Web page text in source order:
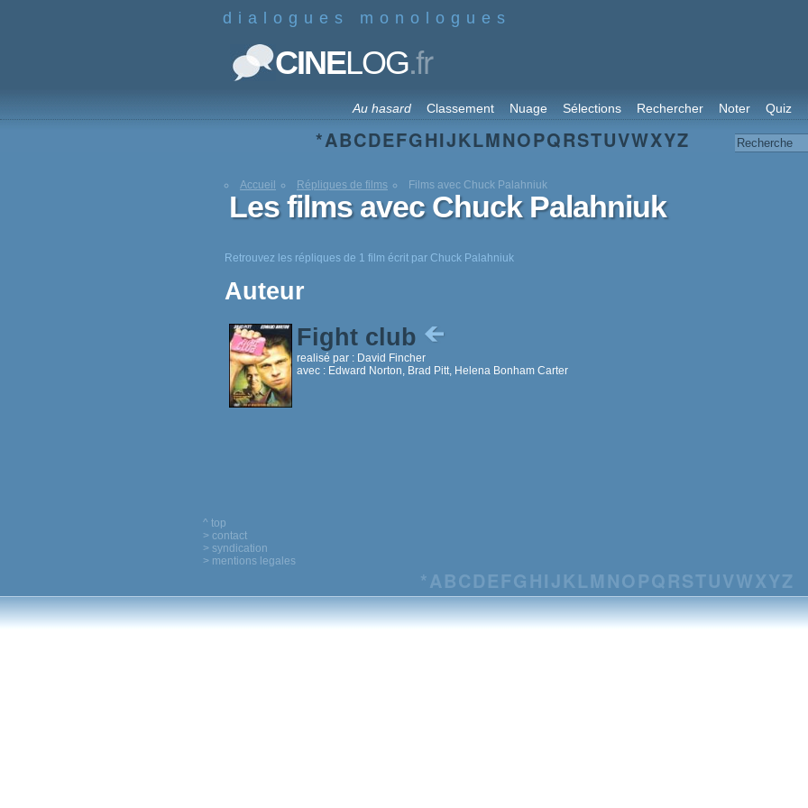
dialogues monologues
CINELOG.fr
Au hasard Classement Nuage Sélections Rechercher Noter Quiz
*ABCDEFGHIJKLMNOPQRSTUVWXYZ
Accueil Répliques de films Films avec Chuck Palahniuk
Les films avec Chuck Palahniuk
Retrouvez les répliques de 1 film écrit par Chuck Palahniuk
Auteur
Fight club
realisé par : David Fincher
avec : Edward Norton, Brad Pitt, Helena Bonham Carter
^ top
> contact
> syndication
> mentions legales
*ABCDEFG HIJ KLM NO PQRSTUVWXYZ